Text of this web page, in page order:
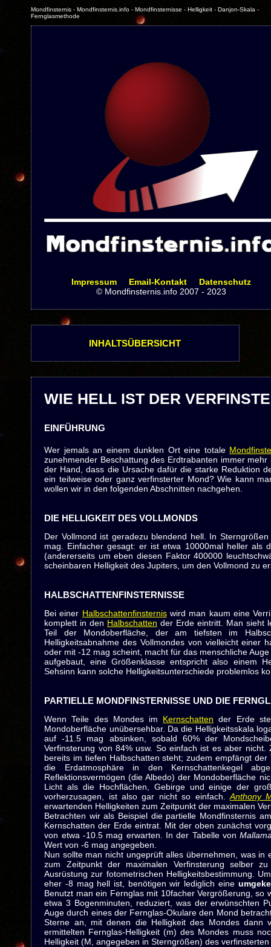
Mondfinsternis - Mondfinsternis.info - Mondfinsternisse - Helligkeit - Danjon-Skala -
Fernglasmethode
Impressum Email-Kontakt
Datenschutz
© Mondfinsternis.info 2007 - 2023
INHALTSÜBERSICHT
WIE HELL IST DER
EINFÜHRUNG
Wer jemals an einem dunklen Ort eine totale
zunehmender Beschattung des Erdtrabanten immer
der Hand, dass die Ursache dafür die starke Reduktion
ein teilweise oder ganz verfinsterter Mond? Wie kann
wollen wir in den folgenden Abschnitten nachgehen.
DIE HELLIGKEIT DES VOLLMONDS
Der Vollmond ist geradezu blendend hell. In
mag. Einfacher gesagt: er ist etwa 10000mal heller als
(andererseits um eben diesen Faktor 400000
scheinbaren Helligkeit des Jupiters, um den Vollmond zu
HALBSCHATTENFINSTERNISSE
Bei einer Halbschattenfinsterniswird man kaum eine
komplett in den Halbschatten der Erde eintritt. Man sieht
Teil der Mondoberfläche, der am tiefsten im
Helligkeitsabnahme des Vollmondes von vielleicht einer
oder mit -12 mag scheint, macht für das menschliche
aufgebaut, eine Größenklasse entspricht also einem
Sehsinn kann solche Helligkeitsunterschiede problemlos
PARTIELLE MONDFINSTERNISSE UND DIE
Wenn Teile des Mondes im Kernschatten der Erde
Mondoberfläche unübersehbar. Da die Helligkeitsskala
auf -11.5 mag absinken, sobald 60% der
Verfinsterung von 84% usw. So einfach ist es aber
bereits im tiefen Halbschatten steht; zudem empfängt
die Erdatmosphäre in den Kernschattenkegel
Reflektionsvermögen (die Albedo) der Mondoberfläche
Licht als die Hochflächen, Gebirge und einige der
vorherzusagen, ist also gar nicht so einfach. Anthony
erwartenden Helligkeiten zum Zeitpunkt der maximalen
Betrachten wir als Beispiel die partielle Mondfinsternis
Kernschatten der Erde eintrat. Mit der oben zunächst
von etwa -10.5 mag erwarten. In der Tabelle von
Wert von -6 mag angegeben.
Nun sollte man nicht ungeprüft alles übernehmen, was
zum Zeitpunkt der maximalen Verfinsterung selber
Ausrüstung zur fotometrischen Helligkeitsbestimmung.
eher -8 mag hell ist, benötigen wir lediglich eine
Benutzt man ein Fernglas mit 10facher Vergrößerung,
etwa 3 Bogenminuten, reduziert, was der erwünschten
Auge durch eines der Fernglas-Okulare den Mond
Sterne an, mit denen die Helligkeit des Mondes dann
ermittelten Fernglas-Helligkeit (m) des Mondes muss
Helligkeit (M, angegeben in Sterngrößen) des